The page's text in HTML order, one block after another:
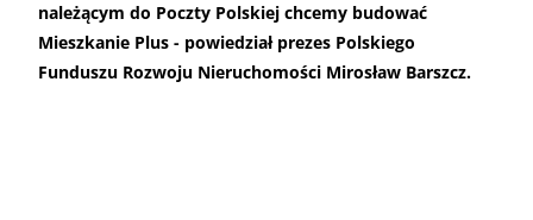
należącym do Poczty Polskiej chcemy budować
Mieszkanie Plus - powiedział prezes Polskiego
Funduszu Rozwoju Nieruchomości Mirosław Barszcz.